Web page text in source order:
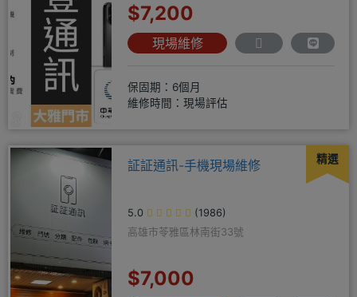
$7,200
現場維修
保固期：6個月
維修時間：現場評估
精選
証証通訊-手機現場維修
5.0
(1986)
高雄市苓雅區林南街33號
$7,000